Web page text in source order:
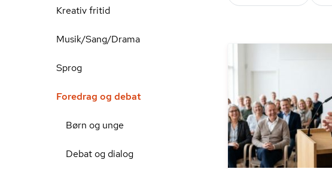
Kreativ fritid
Musik/Sang/Drama
Sprog
Foredrag og debat
Børn og unge
Debat og dialog